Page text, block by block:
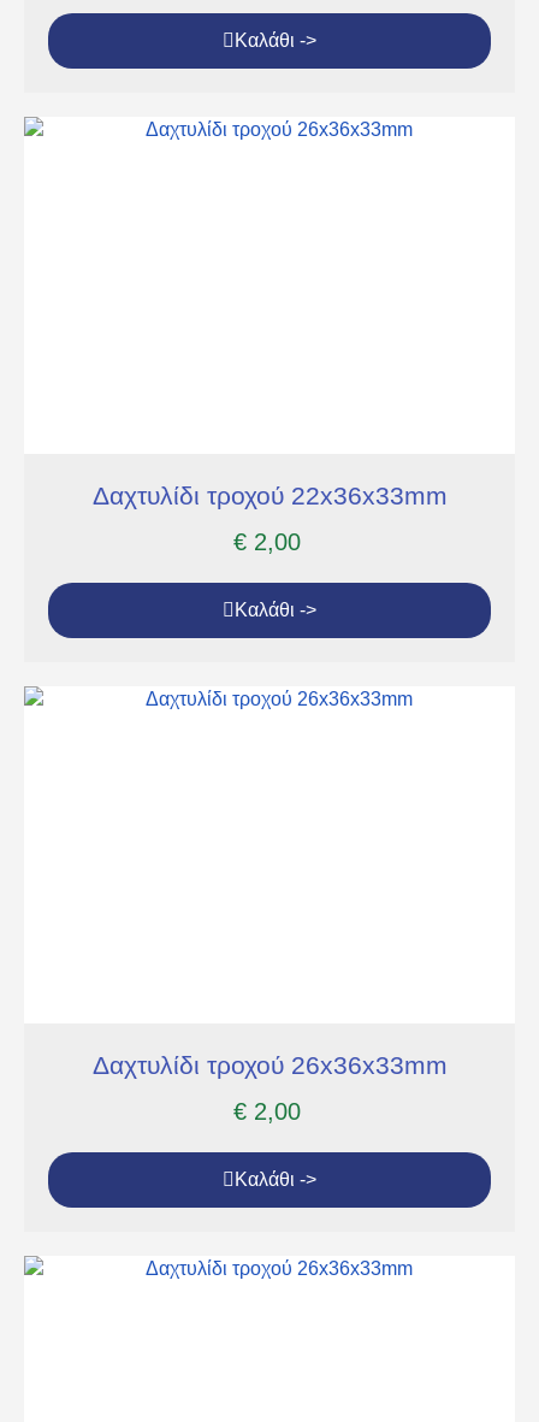
Καλάθι ->
Δαχτυλίδι τροχού 22x36x33mm
€ 2,00
Καλάθι ->
Δαχτυλίδι τροχού 26x36x33mm
€ 2,00
Καλάθι ->